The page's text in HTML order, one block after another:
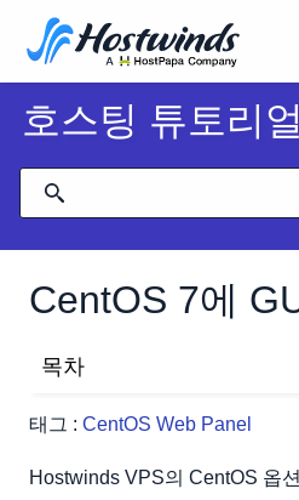
호스팅 튜토리얼
CentOS 7에
태그 : CentOS Web Panel
목차
Hostwinds VPS의 CentOS 옵